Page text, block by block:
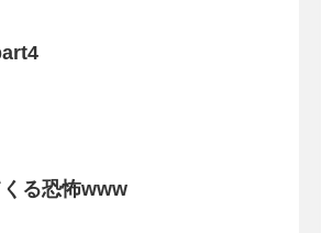
る恐怖www